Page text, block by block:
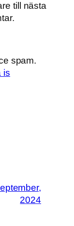
till nästa
spam.
is
2024